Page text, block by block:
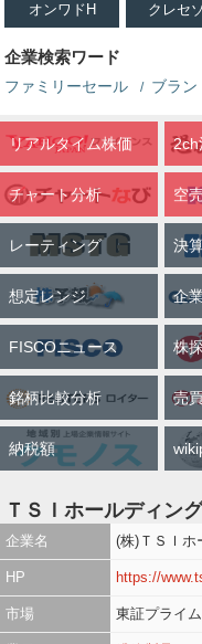
オンワドH クレセ
企業検索ワード
ファミリーセール ブラン
リアルタイム株価 2ch
チャート分析 空
レーティング 決
想定レンジ 企
FISCOニュース 株
銘柄比較分析 売
納税額
ＴＳＩホールディン
企業名 (株)ＴＳＩホ
HP https://
市場 東証プライム